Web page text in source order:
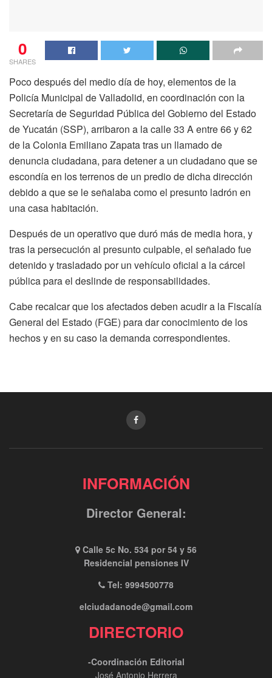
0
SHARES
Poco después del medio día de hoy, elementos de la
Policía Municipal de Valladolid, en coordinación con la
Secretaría de Seguridad Pública del Gobierno del Estado
de Yucatán (SSP), arribaron a la calle 33 A entre 66 y 62
de la Colonia Emiliano Zapata tras un llamado de
denuncia ciudadana, para detener a un ciudadano que se
escondía en los terrenos de un predio de dicha dirección
debido a que se le señalaba como el presunto ladrón en
una casa habitación.
Después de un operativo que duró más de media hora, y
tras la persecución al presunto culpable, el señalado fue
detenido y trasladado por un vehículo oficial a la cárcel
pública para el deslinde de responsabilidades.
Cabe recalcar que los afectados deben acudir a la Fiscalía
General del Estado (FGE) para dar conocimiento de los
hechos y en su caso la demanda correspondientes.
INFORMACIÓN
Director General:
Calle 5c No. 534 por 54 y 56
Residencial pensiones IV
Tel: 9994500778
elciudadanode@gmail.com
DIRECTORIO
-Coordinación Editorial
José Antonio Herrera